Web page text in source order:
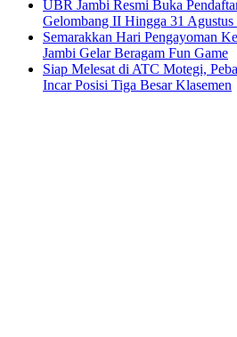
UBR Jambi Resmi Buka
Gelombang II Hingga 31 Agustus
Semarakkan Hari Pengayoman
Jambi Gelar Beragam Fun Game
Siap Melesat di ATC Motegi,
Incar Posisi Tiga Besar Klasemen